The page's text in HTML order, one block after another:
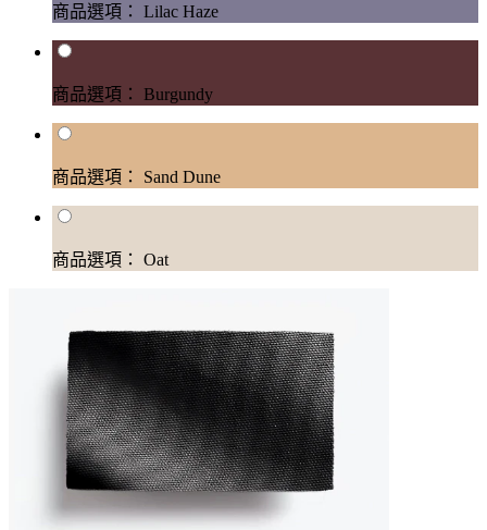
商品選項： Lilac Haze
商品選項： Burgundy
商品選項： Sand Dune
商品選項： Oat